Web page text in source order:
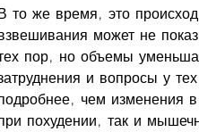
В то же время, это
может не
пор, но объемы
и вопросы у
чем изменения
похудении, так и